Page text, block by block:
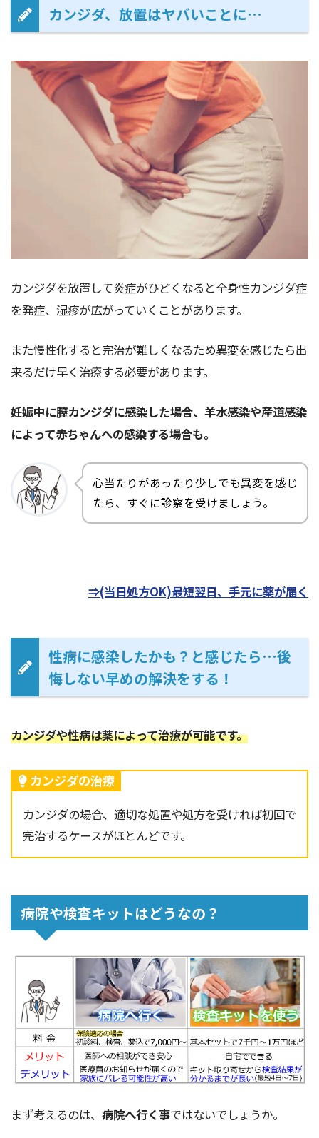
カンジダ、放置はヤバいことに…
カンジダを放置して炎症がひどくなると全身性カンジダ症
を発症、湿疹が広がっていくことがあります。
また慢性化すると完治が難しくなるため異変を感じたら出
来るだけ早く治療する必要があります。
妊娠中に膣カンジダに感染した場合、羊水感染や産道感染
によって赤ちゃんへの感染する場合も。
心当たりがあったり少しでも異変を感じ
たら、すぐに診察を受けましょう。
⇒(当日処方OK)最短翌日、手元に薬が届く
性病に感染したかも？と感じたら…後
悔しない早めの解決をする！
カンジダや性病は薬によって治療が可能です。
カンジダの治療
カンジダの場合、適切な処置や処方を受ければ初回で
完治するケースがほとんどです。
病院や検査キットはどうなの？
まず考えるのは、 病院へ行く事ではないでしょうか。